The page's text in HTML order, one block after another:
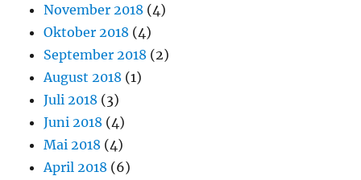
November 2018 (4)
Oktober 2018 (4)
September 2018 (2)
August 2018 (1)
Juli 2018 (3)
Juni 2018 (4)
Mai 2018 (4)
April 2018 (6)